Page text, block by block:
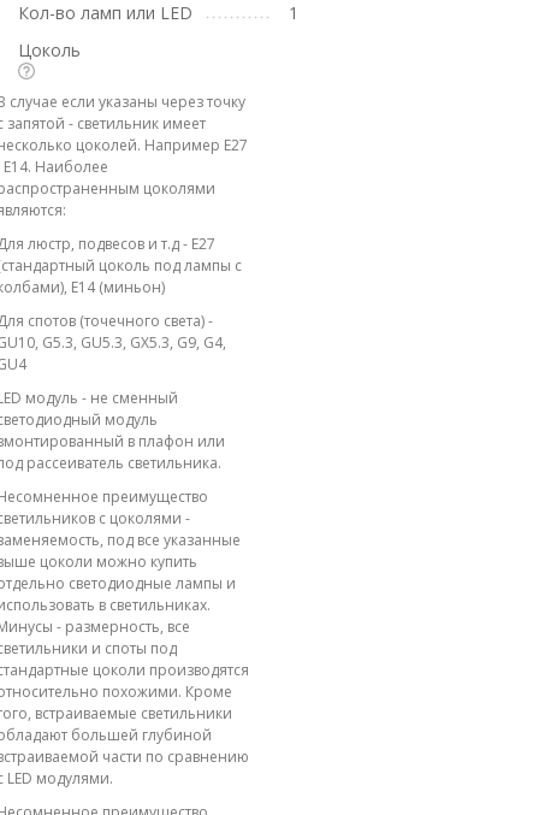
Кол-во ламп или LED
1
Цоколь
случае если указаны через точку
запятой - светильник имеет
цоколей. Например E27
E14. Наиболее
цоколями
люстр, подвесов и т.д - E27
цоколь под лампы с
E14 (миньон)
спотов (точечного света) -
G5.3, GU5.3, GX5.3, G9, G4,
модуль - не сменный
модуль
в плафон или
рассеиватель светильника.
преимущество
с цоколями -
под все указанные
цоколи можно купить
светодиодные лампы и
в светильниках.
- размерность, все
и споты под
цоколи производятся
похожими. Кроме
встраиваемые светильники
большей глубиной
части по сравнению
LED модулями.